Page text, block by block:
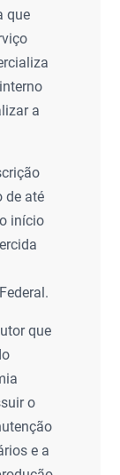
que
a
de até
início
que
o
e a